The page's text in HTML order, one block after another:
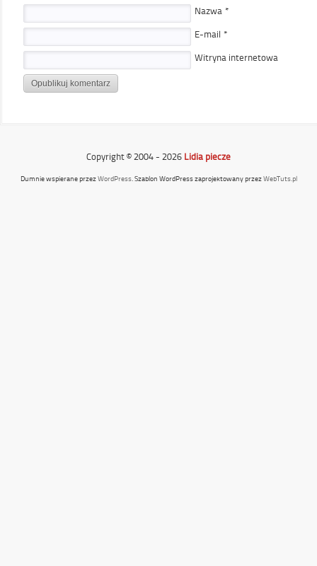
Nazwa *
E-mail *
Witryna internetowa
Copyright © 2004 - 2026 Lidia piecze
Dumnie wspierane przezWordPress. Szablon WordPress zaprojektowany przezWebTuts.pl